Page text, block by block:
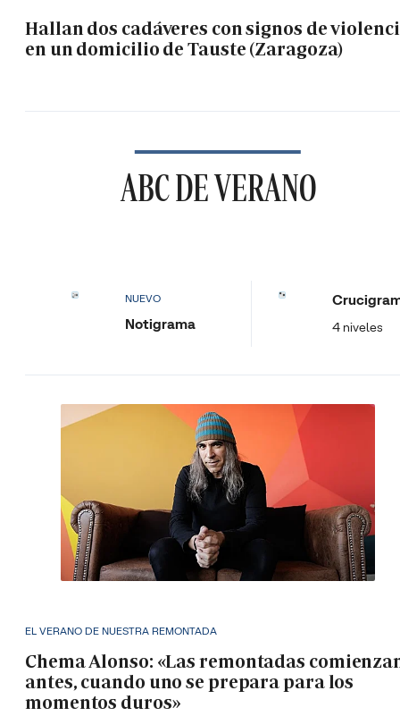
Hallan dos cadáveres con signos de
en un domicilio de Tauste (Zaragoza)
ABC DE VERANO
NUEVO
Notigrama 4 niveles
EL VERANO DE NUESTRA REMONTADA
Chema Alonso: «Las remontadas
antes, cuando uno se prepara para los
momentos duros»